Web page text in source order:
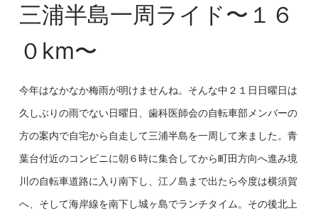
三浦半島一周ライド〜１６
０km〜
今年はなかなか梅雨が明けませんね。そんな中２１日日曜日は
久しぶりの雨でない日曜日、歯科医師会の自転車部メンバーの
方の案内で自宅から自走して三浦半島を一周して来ました。青
葉台付近のコンビニに朝６時に集合してから町田方向へ進み境
川の自転車道路に入り南下し、江ノ島まで出たら今度は横須賀
へ、そして海岸線を南下し城ヶ島でランチタイム。その後北上